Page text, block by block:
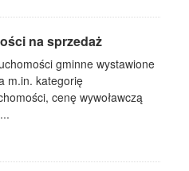
na sprzedaż
gminne wystawione
m.in. kategorię
cenę wywoławczą